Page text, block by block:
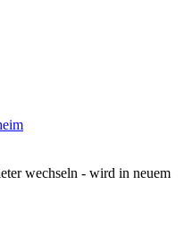
wechseln - wird in neuem